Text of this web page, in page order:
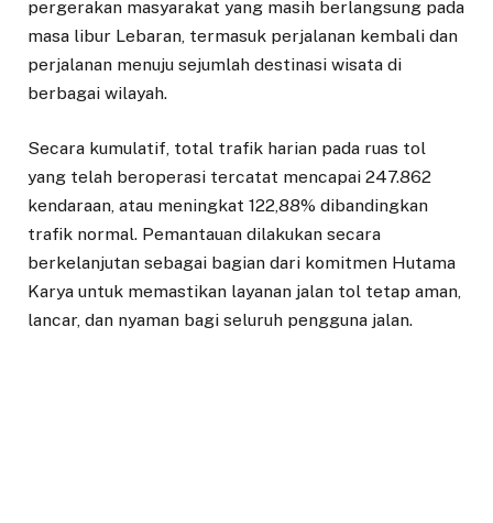
pergerakan masyarakat yang masih berlangsung pada
masa libur Lebaran, termasuk perjalanan kembali dan
perjalanan menuju sejumlah destinasi wisata di
berbagai wilayah.
Secara kumulatif, total trafik harian pada ruas tol
yang telah beroperasi tercatat mencapai 247.862
kendaraan, atau meningkat 122,88% dibandingkan
trafik normal. Pemantauan dilakukan secara
berkelanjutan sebagai bagian dari komitmen Hutama
Karya untuk memastikan layanan jalan tol tetap aman,
lancar, dan nyaman bagi seluruh pengguna jalan.